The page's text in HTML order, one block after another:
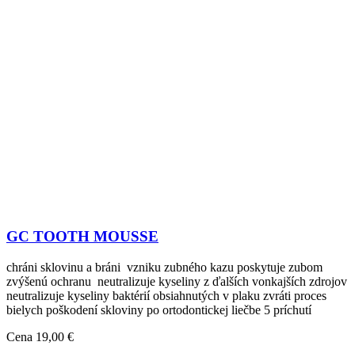
GC TOOTH MOUSSE
chráni sklovinu a bráni vzniku zubného kazu poskytuje zubom
zvýšenú ochranu neutralizuje kyseliny z ďalších vonkajších zdrojov
neutralizuje kyseliny baktérií obsiahnutých v plaku zvráti proces
bielych poškodení skloviny po ortodontickej liečbe 5 príchutí
Cena 19,00 €